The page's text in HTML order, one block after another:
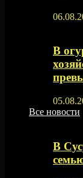
В
Все новости
В